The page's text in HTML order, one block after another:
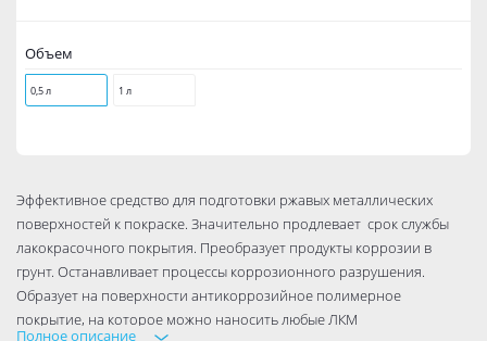
Объем
0,5 л 1 л
Эффективное средство для подготовки ржавых металлических
поверхностей к покраске. Значительно продлевает срок службы
лакокрасочного покрытия. Преобразует продукты коррозии в
грунт. Останавливает процессы коррозионного разрушения.
Образует на поверхности антикоррозийное полимерное
покрытие, на которое можно наносить любые ЛКМ
Полное описание